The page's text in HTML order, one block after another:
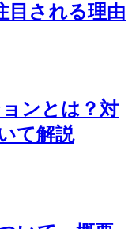
目される理由
ンとは？対
て解説